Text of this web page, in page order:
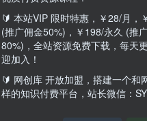
导师和各大创业博主争先恐
书商单等等各种玩法层出不
🔰 本站VIP 限时特惠，￥28/月，
(推广佣金50%)，￥198/永久 (推
80%)，全站资源免费下载，每天
迎加入！
🔰 网创库 开放加盟，搭建一个和
样的知识付费平台，站长微信：